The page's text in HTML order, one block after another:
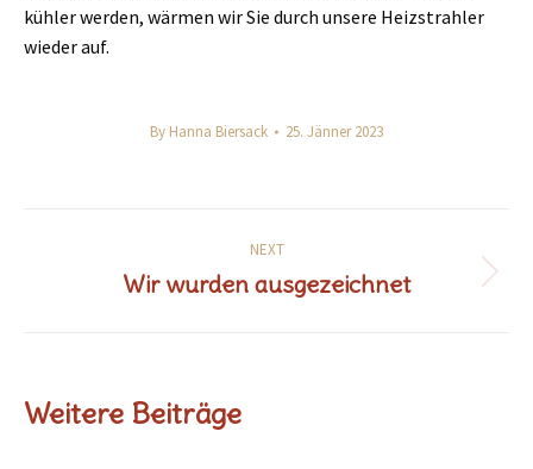
kühler werden, wärmen wir Sie durch unsere Heizstrahler
wieder auf.
By Hanna Biersack 25. Jänner 2023
navigation
NEXT
Next
Wir wurden ausgezeichnet
Weitere Beiträge